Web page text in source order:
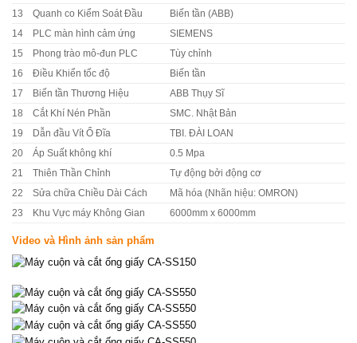
13 Quanh co Kiểm Soát Đầu Biến tần (ABB)
14 PLC màn hình cảm ứng SIEMENS
15 Phong trào mô-đun PLC Tùy chỉnh
16 Điều Khiển tốc độ Biến tần
17 Biến tần Thương Hiệu ABB Thụy Sĩ
18 Cắt Khí Nén Phần SMC. Nhật Bản
19 Dẫn đầu Vít Ổ Đĩa TBI. ĐÀI LOAN
20 Áp Suất không khí 0.5 Mpa
21 Thiên Thần Chỉnh Tự động bởi động cơ
22 Sửa chữa Chiều Dài Cách Mã hóa (Nhãn hiệu: OMRON)
23 Khu Vực máy Không Gian 6000mm x 6000mm
Video và Hình ảnh sản phẩm